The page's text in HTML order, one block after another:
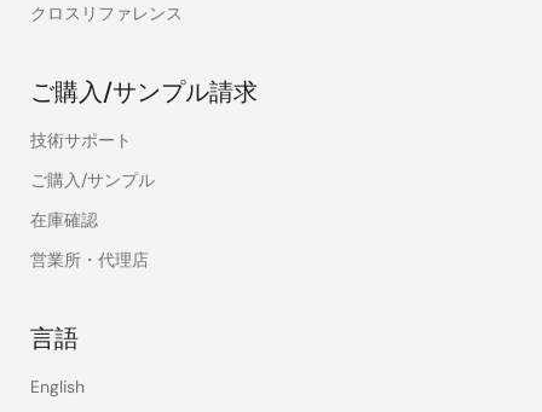
クロスリファレンス
ご購入/サンプル請求
技術サポート
ご購入/サンプル
在庫確認
営業所・代理店
言語
English